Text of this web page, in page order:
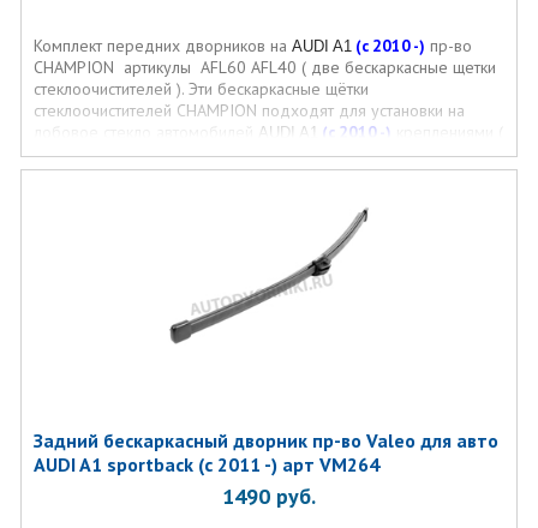
Комплект передних дворников на AUDI A1 (с 2010 -) пр-во
CHAMPION артикулы AFL60 AFL40 ( две бескаркасные щетки
стеклоочистителей ). Эти бескаркасные щётки
стеклоочистителей CHAMPION подходят для установки на
AUDI A1 (с 2010 -)
УЗКАЯ КНОПКА) и размерами щёток.
Задний бескаркасный дворник пр-во Valeo для авто
AUDI A1 sportback (с 2011 -) арт VM264
1490 руб.